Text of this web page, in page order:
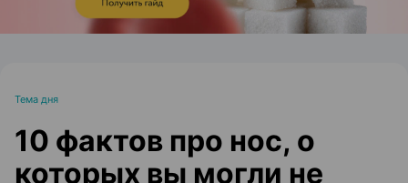
Тема дня
10 фактов про нос, о
которых вы могли не